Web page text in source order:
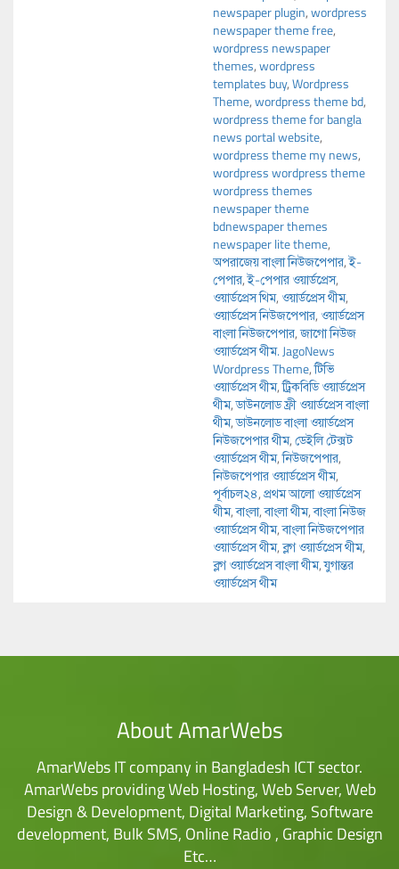
newspaper plugin,wordpress
newspaper theme free,
wordpress newspaper
themes,wordpress
templates buy,Wordpress
Theme,wordpress theme bd,
wordpress theme for bangla
news portal website,
wordpress theme my news,
wordpress wordpress theme
wordpress themes
newspaper theme
bdnewspaper themes
newspaper lite theme,
অপরাজেয় বাংলা নিউজপেপার,ই-
পেপার,ই-পেপার ওয়ার্ডপ্রেস,
ওয়ার্ডপ্রেস থিম, ওয়ার্ডপ্রেস থীম,
ওয়ার্ডপ্রেস নিউজপেপার, ওয়ার্ডপ্রেস
বাংলা নিউজপেপার,জাগো নিউজ
ওয়ার্ডপ্রেস থীম. JagoNews
Wordpress Theme,টিভি
ওয়ার্ডপ্রেস থীম,ট্রিকবিডি ওয়ার্ডপ্রেস
থীম,ডাউনলোড ফ্রী ওয়ার্ডপ্রেস বাংলা
থীম,ডাউনলোড বাংলা ওয়ার্ডপ্রেস
নিউজপেপার থীম,ডেইলি টেক্সট
ওয়ার্ডপ্রেস থীম,নিউজপেপার,
নিউজপেপার ওয়ার্ডপ্রেস থীম,
পূর্বাচল২৪,প্রথম আলো ওয়ার্ডপ্রেস
থীম,বাংলা,বাংলা থীম,বাংলা নিউজ
ওয়ার্ডপ্রেস থীম,বাংলা নিউজপেপার
ওয়ার্ডপ্রেস থীম,ব্লগ ওয়ার্ডপ্রেস থীম,
ব্লগ ওয়ার্ডপ্রেস বাংলা থীম,যুগান্তর
ওয়ার্ডপ্রেস থীম
About AmarWebs
AmarWebs IT company in Bangladesh ICT sector.
AmarWebs providing Web Hosting, Web Server, Web
Design & Development, Digital Marketing, Software
development, Bulk SMS, Online Radio , Graphic Design
Etc…